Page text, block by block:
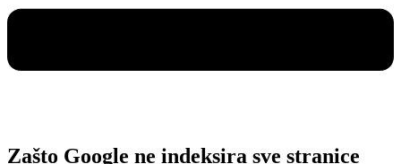
Zašto Google ne indeksira sve stranice